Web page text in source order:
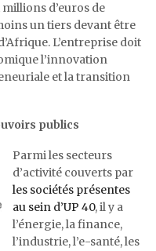
d’euros de
un tiers devant être
L’entreprise doit
l’innovation
et la transition
publics
Parmi les secteurs
d’activité couverts par
les sociétés présentes
au sein d’UP 40, il y a
l’énergie, la finance,
l’industrie, l’e-santé, les